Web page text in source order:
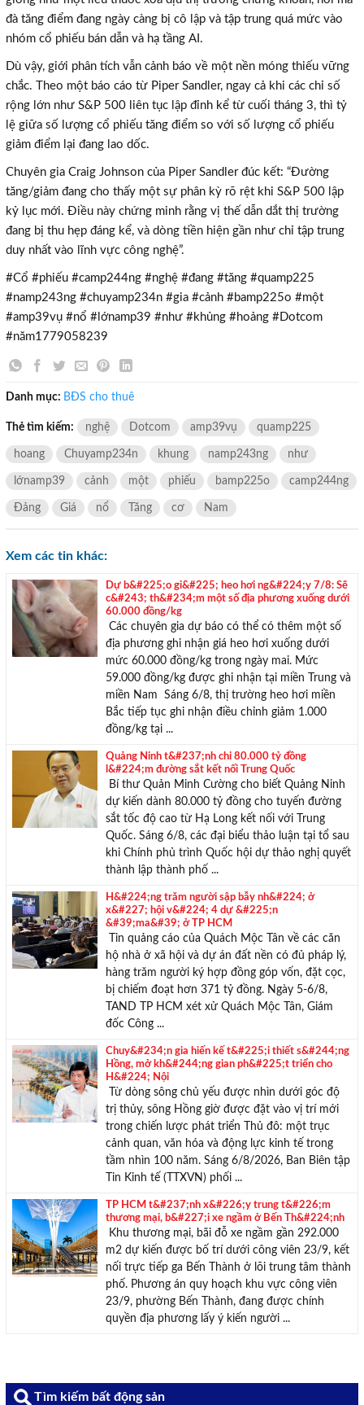
TƯ VẤN MIỄN PHÍ
Với hơn 1000 căn nhà và 50 sales thân thiện, nhiệt tình,
chúng tôi sẽ giúp bạn tìm được BĐS ưng ý!
đà tăng điểm đang ngày càng bị cô lập và tập trung quá mức vào
nhóm cổ phiếu bán dẫn và hạ tầng AI.
Dù vậy, giới phân tích vẫn cảnh báo về một nền móng thiếu vững
chắc. Theo một báo cáo từ Piper Sandler, ngay cả khi các chỉ số
rộng lớn như S&P 500 liên tục lập đỉnh kể từ cuối tháng 3, thì tỷ
lệ giữa số lượng cổ phiếu tăng điểm so với số lượng cổ phiếu
giảm điểm lại đang lao dốc.
Chuyên gia Craig Johnson của Piper Sandler đúc kết: “Đường
tăng/giảm đang cho thấy một sự phân kỳ rõ rệt khi S&P 500 lập
kỷ lục mới. Điều này chứng minh rằng vị thế dẫn dắt thị trường
đang bị thu hẹp đáng kể, và dòng tiền hiện gần như chỉ tập trung
duy nhất vào lĩnh vực công nghệ”.
#Cổ #phiếu #camp244ng #nghệ #đang #tăng #quamp225
#namp243ng #chuyamp234n #gia #cảnh #bamp225o #một
#amp39vụ #nổ #lớnamp39 #như #khủng #hoảng #Dotcom
#năm1779058239
Danh mục: BĐS cho thuê
Thẻ tìm kiếm: nghệ Dotcom amp39vụ quamp225
hoang Chuyamp234n khung namp243ng như
lớnamp39 cảnh một phiếu bamp225o camp244ng
Đảng Giá nổ Tăng cơ Nam
Xem các tin khác:
Dự b&#225;o gi&#225; heo hơi ng&#224;y 7/8: Sẽ
c&#243; th&#234;m một số địa phương xuống dưới
60.000 đồng/kg
Các chuyên gia dự báo có thể có thêm một số
địa phương ghi nhận giá heo hơi xuống dưới
mức 60.000 đồng/kg trong ngày mai. Mức
59.000 đồng/kg được ghi nhận tại miền Trung và
miền Nam Sáng 6/8, thị trường heo hơi miền
Bắc tiếp tục ghi nhận điều chỉnh giảm 1.000
đồng/kg tại ...
Quảng Ninh t&#237;nh chi 80.000 tỷ đồng
l&#224;m đường sắt kết nối Trung Quốc
Bí thư Quản Minh Cường cho biết Quảng Ninh
dự kiến dành 80.000 tỷ đồng cho tuyến đường
sắt tốc độ cao từ Hạ Long kết nối với Trung
Quốc. Sáng 6/8, các đại biểu thảo luận tại tổ sau
khi Chính phủ trình Quốc hội dự thảo nghị quyết
thành lập thành phố ...
H&#224;ng trăm người sập bẫy nh&#224; ở
x&#227; hội v&#224; 4 dự &#225;n
&#39;ma&#39; ở TP HCM
Tin quảng cáo của Quách Mộc Tân về các căn
hộ nhà ở xã hội và dự án đất nền có đủ pháp lý,
hàng trăm người ký hợp đồng góp vốn, đặt cọc,
bị chiếm đoạt hơn 371 tỷ đồng. Ngày 5-6/8,
TAND TP HCM xét xử Quách Mộc Tân, Giám
đốc Công ...
Chuy&#234;n gia hiến kế t&#225;i thiết s&#244;ng
Hồng, mở kh&#244;ng gian ph&#225;t triển cho
H&#224; Nội
Từ dòng sông chủ yếu được nhìn dưới góc độ
trị thủy, sông Hồng giờ được đặt vào vị trí mới
trong chiến lược phát triển Thủ đô: một trục
cảnh quan, văn hóa và động lực kinh tế trong
tầm nhìn 100 năm. Sáng 6/8/2026, Ban Biên tập
Tin Kinh tế (TTXVN) phối ...
TP HCM t&#237;nh x&#226;y trung t&#226;m
thương mại, b&#227;i xe ngầm ở Bến Th&#224;nh
Khu thương mại, bãi đỗ xe ngầm gần 292.000
m2 dự kiến được bố trí dưới công viên 23/9, kết
nối trực tiếp ga Bến Thành ở lõi trung tâm thành
phố. Phương án quy hoạch khu vực công viên
23/9, phường Bến Thành, đang được chính
quyền địa phương lấy ý kiến người ...
Tìm kiếm bất động sản